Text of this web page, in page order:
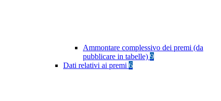
Ammontare complessivo dei premi (da
pubblicare in tabelle) 9
Dati relativi ai premi 6